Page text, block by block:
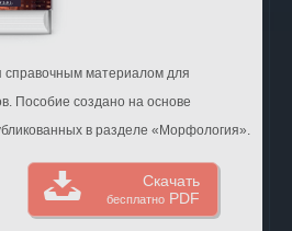
справочным материалом для
Пособие создано на основе
в разделе «Морфология».
Скачать
бесплатно PDF